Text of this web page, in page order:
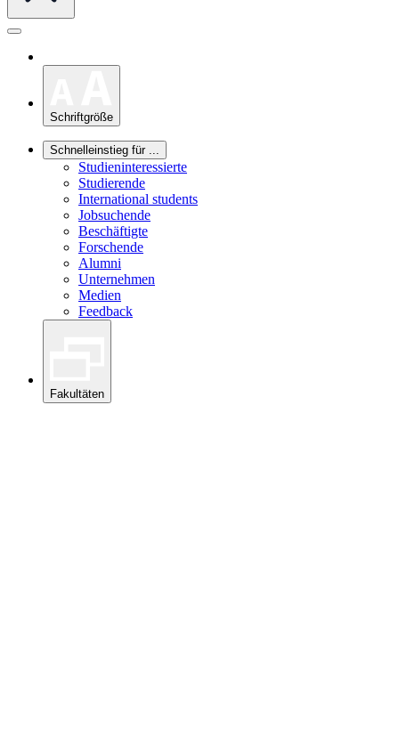
Schriftgröße
Schnelleinstieg für ...
Studieninteressierte
Studierende
International students
Jobsuchende
Beschäftigte
Forschende
Alumni
Unternehmen
Medien
Feedback
Fakultäten